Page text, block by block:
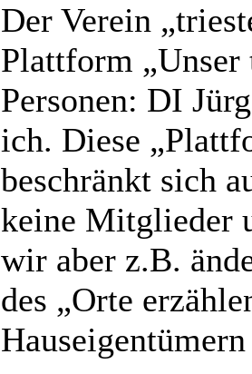
Der Verein
Plattform „Unser
Personen: DI
ich. Diese
beschränkt sich
keine Mitglieder
wir aber z.B.
des „Orte